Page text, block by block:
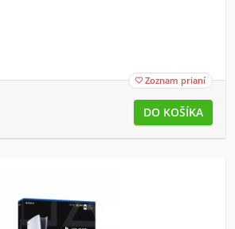
 Zoznam prianí